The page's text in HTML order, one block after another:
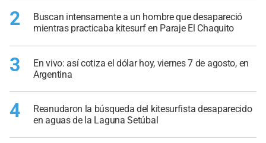
2
Buscan intensamente a un hombre que desapareció
mientras practicaba kitesurf en Paraje El Chaquito
3
En vivo: así cotiza el dólar hoy, viernes 7 de agosto, en
Argentina
4
Reanudaron la búsqueda del kitesurfista desaparecido
en aguas de la Laguna Setúbal